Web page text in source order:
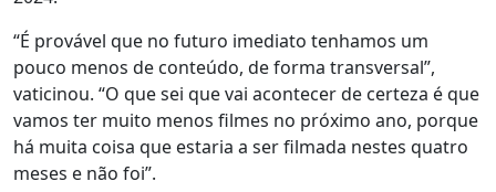
“É provável que no futuro imediato tenhamos um
pouco menos de conteúdo, de forma transversal”,
vaticinou. “O que sei que vai acontecer de certeza é que
vamos ter muito menos filmes no próximo ano, porque
há muita coisa que estaria a ser filmada nestes quatro
meses e não foi”.